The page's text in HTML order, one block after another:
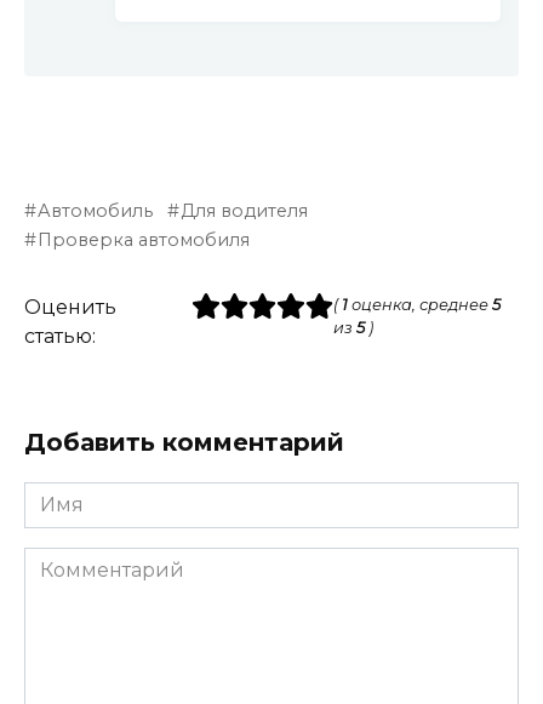
Автомобиль
Для водителя
Проверка автомобиля
Оценить
статью:
( 1 оценка, среднее5
из5)
Добавить комментарий
Имя
Комментарий